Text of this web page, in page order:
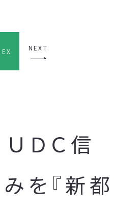
NEXT
ＵＤＣ信
を『新都